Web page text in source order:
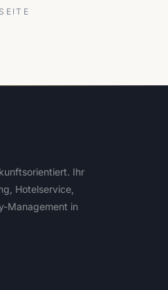
Ihr
Hotelservice,
Management in